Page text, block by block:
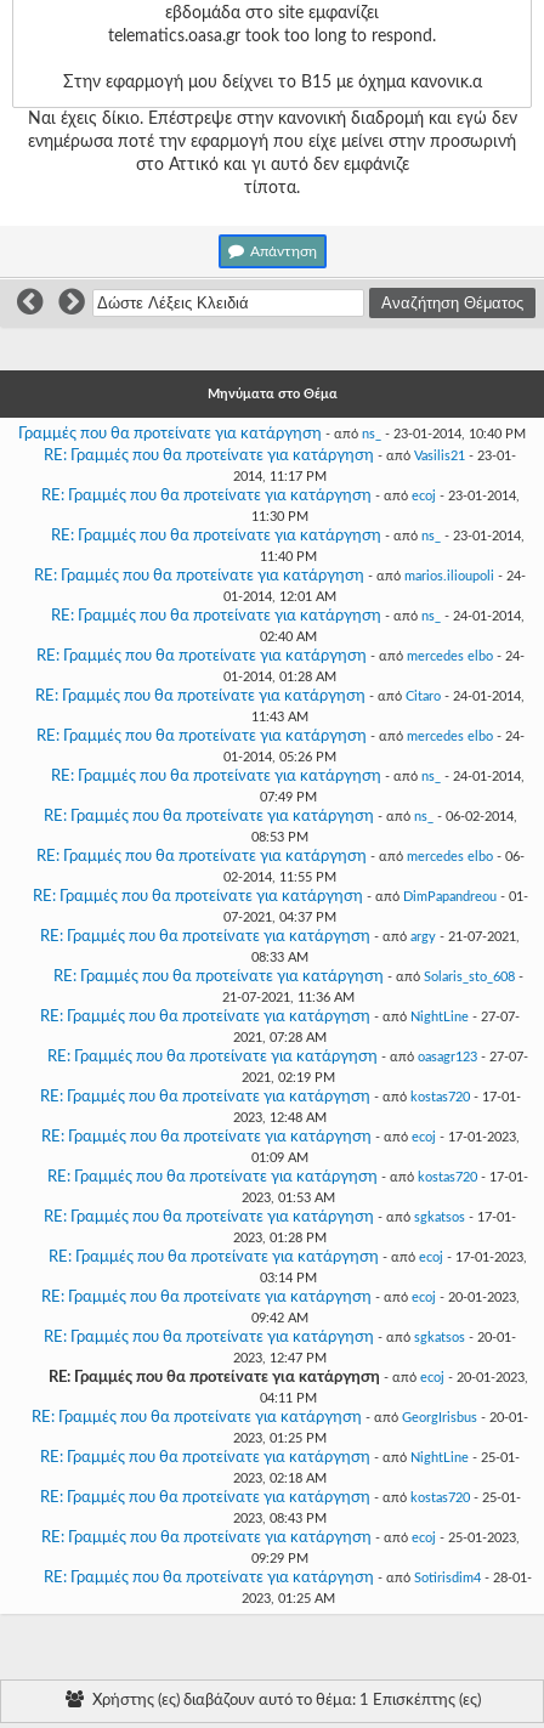
σου,
Επισκέπτη!
εβδομάδα στο site εμφανίζει
telematics.oasa.gr took too long to respond.
Στην εφαρμογή μου δείχνει το Β15 με όχημα κανονικ.α
Ναι έχεις δίκιο. Επέστρεψε στην κανονική διαδρομή και εγώ δεν
ενημέρωσα ποτέ την εφαρμογή που είχε μείνει στην προσωρινή
στο Αττικό και γι αυτό δεν εμφάνιζε
τίποτα.
Απάντηση
Μηνύματα στο Θέμα
Γραμμές που θα προτείνατε για κατάργηση - από ns_ - 23-01-2014, 10:40 PM
RE: Γραμμές που θα προτείνατε για κατάργηση - από Vasilis21 - 23-01-
2014, 11:17 PM
RE: Γραμμές που θα προτείνατε για κατάργηση - από ecoj - 23-01-2014,
11:30 PM
RE: Γραμμές που θα προτείνατε για κατάργηση - από ns_
- 23-01-2014,
11:40 PM
RE: Γραμμές που θα προτείνατε για κατάργηση - από marios.ilioupoli - 24-
01-2014, 12:01 AM
RE: Γραμμές που θα προτείνατε για κατάργηση - από ns_
- 24-01-2014,
02:40 AM
RE: Γραμμές που θα προτείνατε για κατάργηση - από mercedes elbo- 24-
01-2014, 01:28 AM
RE: Γραμμές που θα προτείνατε για κατάργηση - από Citaro - 24-01-2014,
11:43 AM
RE: Γραμμές που θα προτείνατε για κατάργηση - από mercedes elbo- 24-
01-2014, 05:26 PM
RE: Γραμμές που θα προτείνατε για κατάργηση - από ns_
- 24-01-2014,
07:49 PM
RE: Γραμμές που θα προτείνατε για κατάργηση - από ns_
- 06-02-2014,
08:53 PM
RE: Γραμμές που θα προτείνατε για κατάργηση - από mercedes elbo- 06-
02-2014, 11:55 PM
RE: Γραμμές που θα προτείνατε για κατάργηση - από DimPapandreou- 01-
07-2021, 04:37 PM
RE: Γραμμές που θα προτείνατε για κατάργηση - από argy - 21-07-2021,
08:33 AM
RE: Γραμμές που θα προτείνατε για κατάργηση - από Solaris_sto_608-
21-07-2021, 11:36 AM
RE: Γραμμές που θα προτείνατε για κατάργηση - από NightLine - 27-07-
2021, 07:28 AM
RE: Γραμμές που θα προτείνατε για κατάργηση - από oasagr123 - 27-07-
2021, 02:19 PM
RE: Γραμμές που θα προτείνατε για κατάργηση - από kostas720- 17-01-
2023, 12:48 AM
RE: Γραμμές που θα προτείνατε για κατάργηση - από ecoj - 17-01-2023,
01:09 AM
RE: Γραμμές που θα προτείνατε για κατάργηση - από kostas720 - 17-01-
2023, 01:53 AM
RE: Γραμμές που θα προτείνατε για κατάργηση - από sgkatsos - 17-01-
2023, 01:28 PM
RE: Γραμμές που θα προτείνατε για κατάργηση - από ecoj - 17-01-2023,
03:14 PM
RE: Γραμμές που θα προτείνατε για κατάργηση - από ecoj - 20-01-2023,
09:42 AM
RE: Γραμμές που θα προτείνατε για κατάργηση - από sgkatsos - 20-01-
2023, 12:47 PM
RE: Γραμμές που θα προτείνατε για κατάργηση - από ecoj - 20-01-2023,
04:11 PM
RE: Γραμμές που θα προτείνατε για κατάργηση - από GeorgIrisbus - 20-01-
2023, 01:25 PM
RE: Γραμμές που θα προτείνατε για κατάργηση - από NightLine - 25-01-
2023, 02:18 AM
RE: Γραμμές που θα προτείνατε για κατάργηση - από kostas720- 25-01-
2023, 08:43 PM
RE: Γραμμές που θα προτείνατε για κατάργηση - από ecoj - 25-01-2023,
09:29 PM
RE: Γραμμές που θα προτείνατε για κατάργηση - από Sotirisdim4 - 28-01-
2023, 01:25 AM
Χρήστης (ες) διαβάζουν αυτό το θέμα: 1 Επισκέπτης (ες)